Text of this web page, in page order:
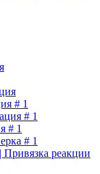
# 1
# 1
# 1
# 1
реакции